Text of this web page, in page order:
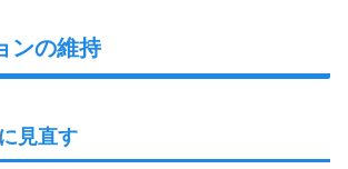
ンの維持
見直す